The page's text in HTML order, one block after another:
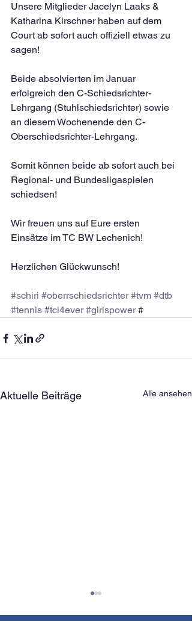
Unsere Mitglieder Jacelyn Laaks &
Katharina Kirschner haben auf dem
Court ab sofort auch offiziell etwas zu
sagen!
Beide absolvierten im Januar
erfolgreich den C-Schiedsrichter-
Lehrgang (Stuhlschiedsrichter) sowie
an diesem Wochenende den C-
Oberschiedsrichter-Lehrgang.
Somit können beide ab sofort auch bei
Regional- und Bundesligaspielen
schiedsen!
Wir freuen uns auf Eure ersten
Einsätze im TC BW Lechenich!
Herzlichen Glückwunsch!
#schiri #oberrschiedsrichter #tvm #dtb
#tennis #tcl4ever #girlspower #
Aktuelle Beiträge Alle ansehen